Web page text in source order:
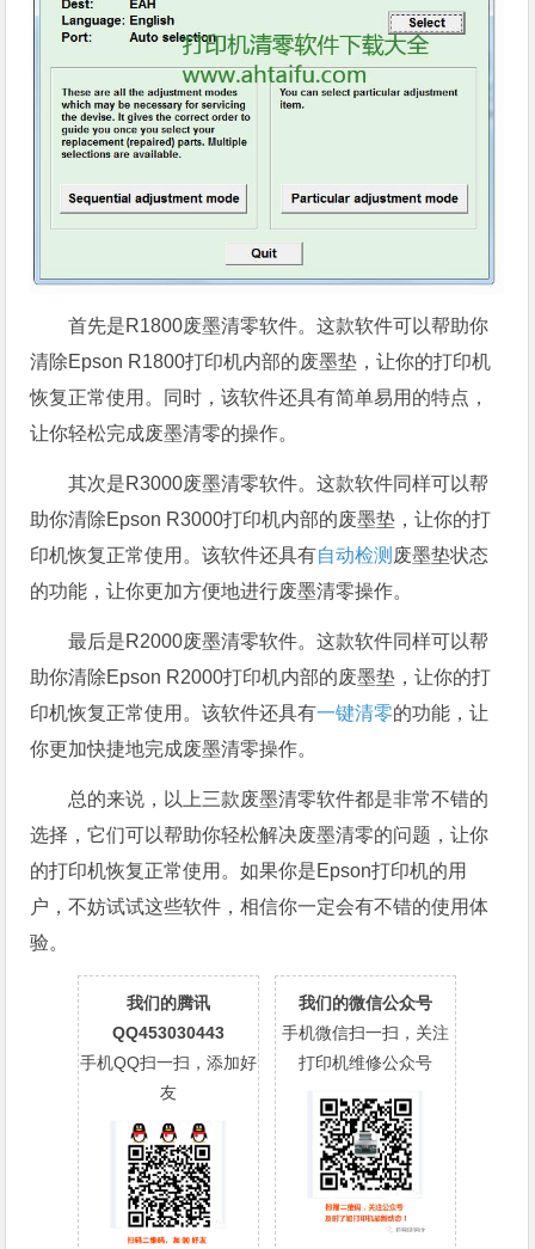
首先是R1800废墨清零软件。这款软件可以帮助你
清除Epson R1800打印机内部的废墨垫，让你的打印机
恢复正常使用。同时，该软件还具有简单易用的特点，
让你轻松完成废墨清零的操作。
其次是R3000废墨清零软件。这款软件同样可以帮
助你清除Epson R3000打印机内部的废墨垫，让你的打
印机恢复正常使用。该软件还具有自动检测 废墨垫状态
的功能，让你更加方便地进行废墨清零操作。
最后是R2000废墨清零软件。这款软件同样可以帮
助你清除Epson R2000打印机内部的废墨垫，让你的打
印机恢复正常使用。该软件还具有一键清零的功能，让
你更加快捷地完成废墨清零操作。
总的来说，以上三款废墨清零软件都是非常不错的
选择，它们可以帮助你轻松解决废墨清零的问题，让你
的打印机恢复正常使用。如果你是Epson打印机的用
户，不妨试试这些软件，相信你一定会有不错的使用体
验。
我们的腾讯
QQ453030443
手机QQ扫一扫，添加好
友
我们的微信公众号
手机微信扫一扫，关注
打印机维修公众号